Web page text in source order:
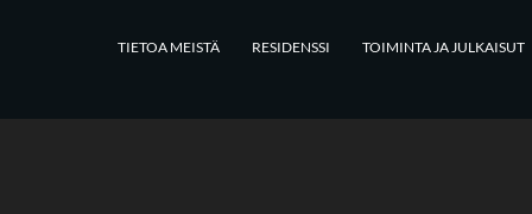
TIETOA MEISTÄ RESIDENSSI TOIMINTA JA JULKAISUT